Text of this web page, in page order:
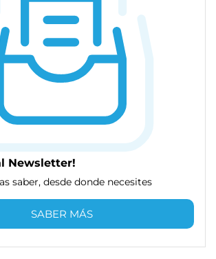
Newsletter!
saber, desde donde necesites
SABER MÁS